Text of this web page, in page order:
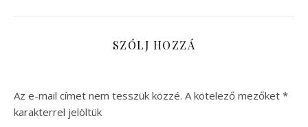
SZÓLJ HOZZÁ
Az e-mail címet nem tesszük közzé. A kötelező mezőket *
karakterrel jelöltük